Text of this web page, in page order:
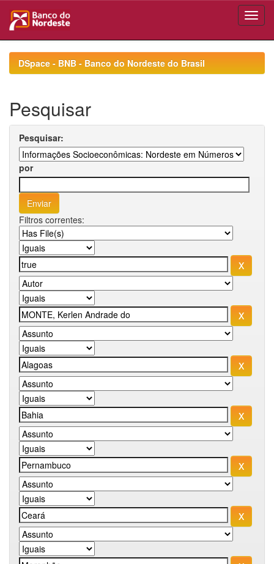
navigationDSpace - BNB - Banco do Nordeste do Brasil
Pesquisar
Pesquisar:
por
Filtros correntes: